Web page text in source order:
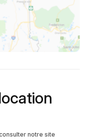
notre site